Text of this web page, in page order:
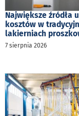
Największe źródła
kosztów w
lakierniach
7 sierpnia 2026